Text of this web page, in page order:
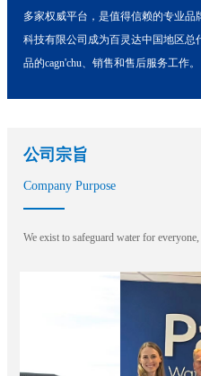
多家权威平台，是值得信赖的专业品
科技有限公司成为百灵达中国地区总
品的cagn'chu、销售和售后服务工作。
公司宗旨
Company Purpose
We exist to safeguard water for everyone,